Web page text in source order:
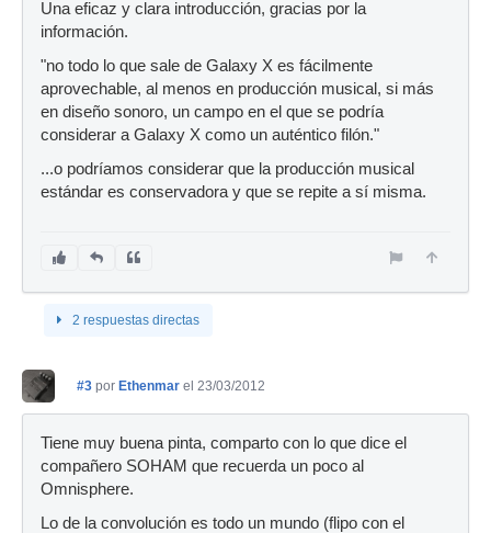
Una eficaz y clara introducción, gracias por la
información.
"no todo lo que sale de Galaxy X es fácilmente
aprovechable, al menos en producción musical, si más
en diseño sonoro, un campo en el que se podría
considerar a Galaxy X como un auténtico filón."
...o podríamos considerar que la producción musical
estándar es conservadora y que se repite a sí misma.
2 respuestas directas
#3 por Ethenmar el 23/03/2012
Tiene muy buena pinta, comparto con lo que dice el
compañero SOHAM que recuerda un poco al
Omnisphere.
Lo de la convolución es todo un mundo (flipo con el